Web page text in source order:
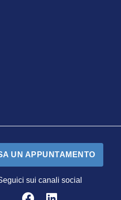
UN APPUNTAMENTO
sui canali social